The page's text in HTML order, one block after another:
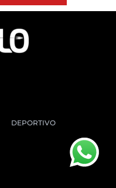
DEPORTIVO